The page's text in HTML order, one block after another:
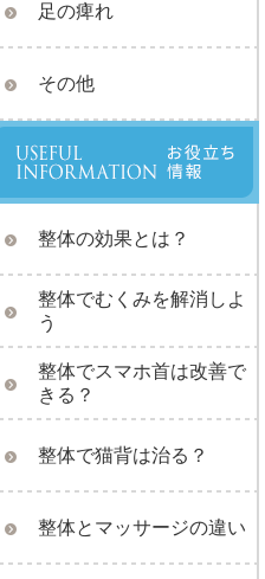
足の痺れ
その他
整体の効果とは？
整体でむくみを解消しよ
う
整体でスマホ首は改善で
きる？
整体で猫背は治る？
整体とマッサージの違い